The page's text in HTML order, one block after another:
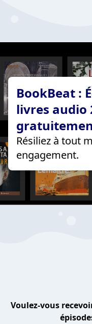
BookBeat :
livres audio
Résiliez à tout
engagement.
Voulez-vous